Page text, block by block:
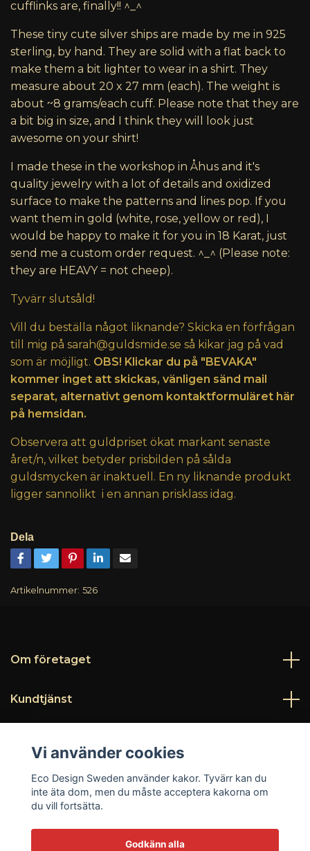
cufflinks are, finally!! ^_^
These tiny cute silver ships are made by me in 925
sterling, by hand. They are solid with a flat back to
make them a bit lighter to wear in a shirt. They
measure about 20 x 27 mm (each). The weight is
about ~8 grams/each cuff. Please note that they are
a bit big in size, and I think they will look just
awesome on your shirt!
I made these in the workshop in Åhus and it's
quality jewelry with a lot of details and oxidized
surface to make the patterns and lines pop. If you
want them in gold (white, rose, yellow or red), I
would be happy to make it for you in 18 Karat, just
send me a custom order request. ^_^ (Please note:
they are HEAVY = not cheep).
Tyvärr slutsåld!
Vill du beställa något liknande? Skicka en förfrågan
till mig på sarah@guldsmide.se så kikar jag på vad
som är möjligt. OBS! Klickar du på "BEVAKA"
kommer inget att skickas, vänligen sänd mail
separat, alternativt genom kontaktformuläret här
på hemsidan.
Observera att guldpriset ökat markant senaste
året/n, vilket betyder prisbilden på sålda
guldsmycken är inaktuell. En ny liknande produkt
ligger sannolikt i en annan prisklass idag.
Dela
Artikelnummer: 526
Om företaget
Kundtjänst
Sociala medier
Vi använder cookies
Eco Design Sweden använder kakor. Tyvärr kan du
inte äta dom, men du måste acceptera kakorna om
du vill fortsätta.
Godkänn alla